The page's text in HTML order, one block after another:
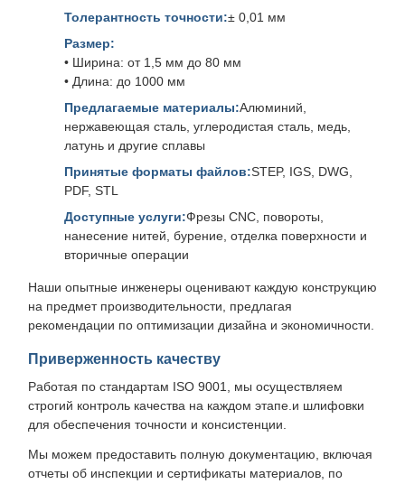
Толерантность точности:± 0,01 мм
Размер:
• Ширина: от 1,5 мм до 80 мм
• Длина: до 1000 мм
Предлагаемые материалы:Алюминий,
нержавеющая сталь, углеродистая сталь, медь,
латунь и другие сплавы
Принятые форматы файлов:STEP, IGS, DWG,
PDF, STL
Доступные услуги:Фрезы CNC, повороты,
нанесение нитей, бурение, отделка поверхности и
вторичные операции
Наши опытные инженеры оценивают каждую конструкцию
на предмет производительности, предлагая
рекомендации по оптимизации дизайна и экономичности.
Приверженность качеству
Работая по стандартам ISO 9001, мы осуществляем
строгий контроль качества на каждом этапе.и шлифовки
для обеспечения точности и консистенции.
Мы можем предоставить полную документацию, включая
отчеты об инспекции и сертификаты материалов, по